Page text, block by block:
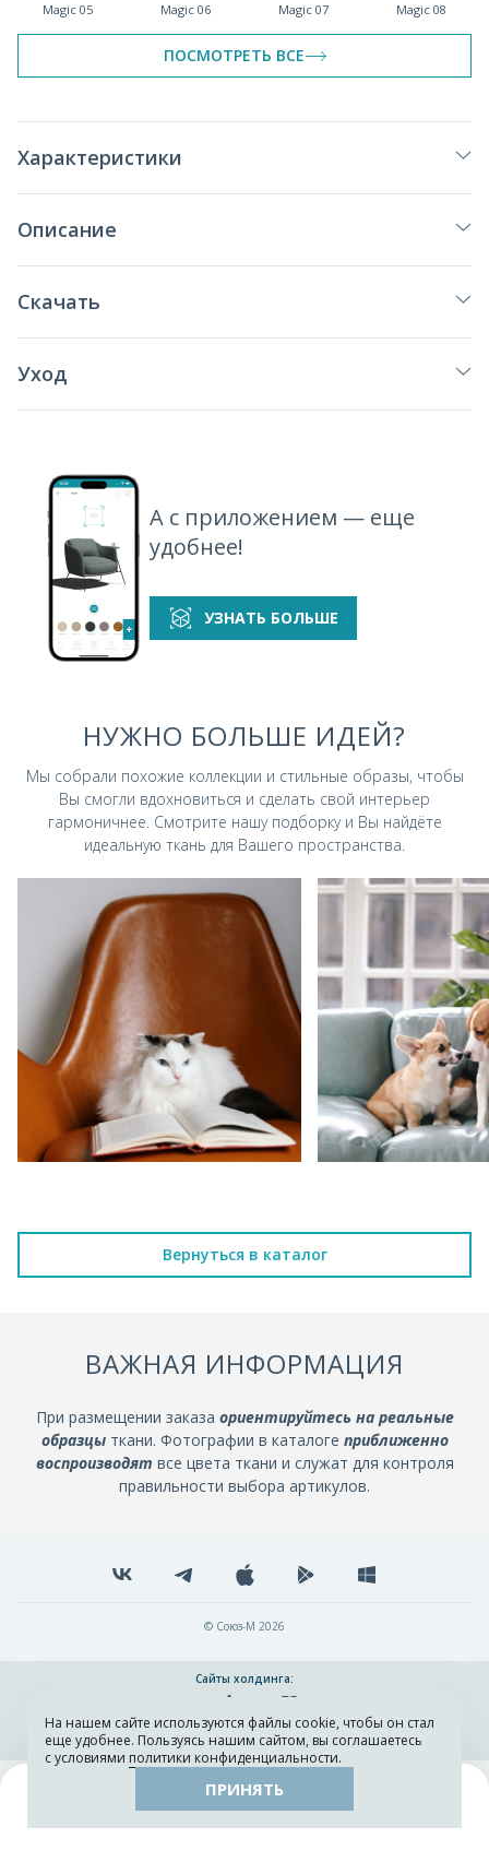
Каталог Остатки тканей
Magic 05 Magic 06 Magic 07 Magic 08
Magic 21
спеццена
Magic PLUS 751
спеццена
Magic PLUS 805
ПОСМОТРЕТЬ ВСЕ
Характеристики
Описание
Скачать
Уход
А с приложением — еще
удобнее!
УЗНАТЬ БОЛЬШЕ
НУЖНО БОЛЬШЕ ИДЕЙ?
Мы собрали похожие коллекции и стильные образы, чтобы
Вы смогли вдохновиться и сделать свой интерьер
гармоничнее. Смотрите нашу подборку и Вы найдёте
идеальную ткань для Вашего пространства.
Вернуться в каталог
ВАЖНАЯ ИНФОРМАЦИЯ
При размещении заказа ориентируйтесь на реальные
образцыткани. Фотографии в каталоге приближенно
воспроизводят все цвета ткани и служат для контроля
правильности выбора артикулов.
© Союз-М 2026
Сайты холдинга:
Разработка и поддержка сайта ADN
На нашем сайте используются файлы cookie, чтобы он стал
еще удобнее. Пользуясь нашим сайтом, вы соглашаетесь
с условиями политики конфиденциальности.
ПРИНЯТЬ